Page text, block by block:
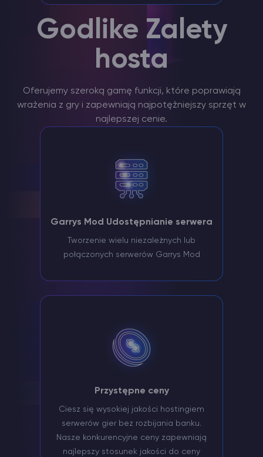
Godlike Zalety
hosta
Oferujemy szeroką gamę funkcji, które poprawiają
wrażenia z gry i zapewniają najpotężniejszy sprzęt w
najlepszej cenie.
Garrys Mod Udostępnianie serwera
Tworzenie wielu niezależnych lub
połączonych serwerów Garrys Mod
Przystępne ceny
Ciesz się wysokiej jakości hostingiem
serwerów gier bez rozbijania banku.
Nasze konkurencyjne ceny zapewniają
najlepszy stosunek jakości do ceny